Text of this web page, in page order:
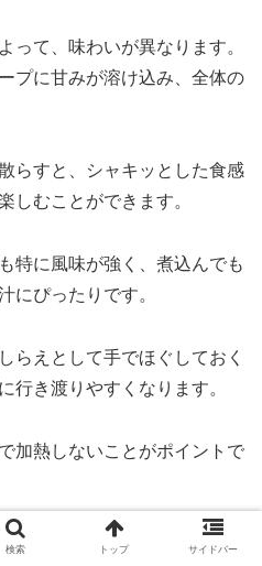
って、味わいが異なります。
プに甘みが溶け込み、全体の
らすと、シャキッとした食感
しむことができます。
特に風味が強く、煮込んでも
にぴったりです。
らえとして手でほぐしておく
行き渡りやすくなります。
加熱しないことがポイントで
、まいたけの風味が最大限に
検索 トップ サイドバー